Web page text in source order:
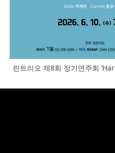
린트리오 제8회 정기연주회